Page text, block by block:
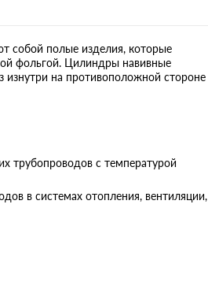
собой полые изделия, которые
фольгой. Цилиндры навивные
на противоположной стороне
трубопроводов с температурой
в системах отопления, вентиляции,